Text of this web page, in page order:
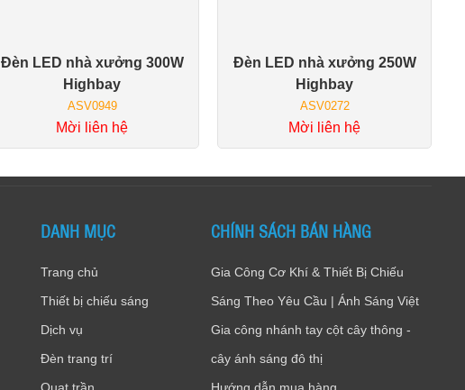
Giỏ hàng
Đèn LED nhà xưởng 300W
Highbay
ASV0949
Mời liên hệ
Giỏ hàng
Đèn LED nhà xưởng 250W
Highbay
ASV0272
Mời liên hệ
DANH MỤC
Trang chủ
Thiết bị chiếu sáng
Dịch vụ
Đèn trang trí
Quạt trần
CHÍNH SÁCH BÁN HÀNG
Gia Công Cơ Khí & Thiết Bị Chiếu
Sáng Theo Yêu Cầu | Ánh Sáng Việt
Gia công nhánh tay cột cây thông -
cây ánh sáng đô thị
Hướng dẫn mua hàng